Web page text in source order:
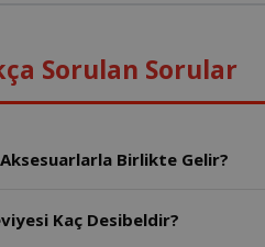
Sorulan Sorular
Birlikte Gelir?
Kaç Desibeldir?